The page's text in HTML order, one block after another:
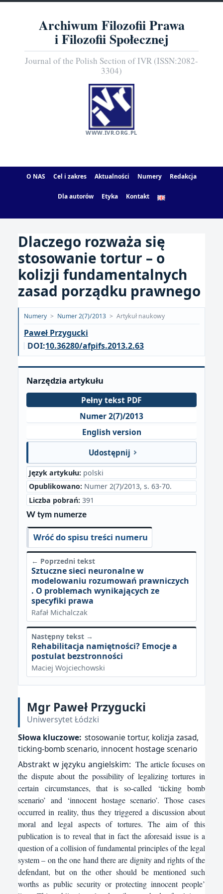
Archiwum Filozofii Prawa
i Filozofii Społecznej
Journal of the Polish Section of IVR (ISSN:2082-
3304)
WWW.IVR.ORG.PL
O NAS Cel i zakres Aktualności Numery Redakcja
Dla autorów Etyka Kontakt
Dlaczego rozważa się
stosowanie tortur – o
kolizji fundamentalnych
zasad porządku prawnego
Opublikowano:
2018-
09-
20
Numery > Numer 2(7)/2013 > Artykuł naukowy
Paweł Przygucki
DOI:10.36280/afpifs.2013.2.63
Narzędzia artykułu
Pełny tekst PDF
Numer 2(7)/2013
English version
Udostępnij
Język artykułu: polski
Opublikowano: Numer 2(7)/2013, s. 63-70.
Liczba pobrań: 391
W tym numerze
Wróć do spisu treści numeru
← Poprzedni tekst
Sztuczne sieci neuronalne w
modelowaniu rozumowań prawniczych
. O problemach wynikających ze
specyfiki prawa
Rafał Michalczak
Następny tekst →
Rehabilitacja namiętności? Emocje a
postulat bezstronności
Maciej Wojciechowski
Mgr Paweł Przygucki
Uniwersytet Łódzki
Słowa kluczowe: stosowanie tortur, kolizja zasad,
ticking-bomb scenario, innocent hostage scenario
Abstrakt w języku angielskim: The article focuses on
the dispute about the possibility of legalizing tortures in
certain circumstances, that is so-called ‘ticking bomb
scenario’ and ‘innocent hostage scenario’. Those cases
occurred in reality, thus they triggered a discussion about
moral and legal aspects of tortures. The aim of this
publication is to reveal that in fact the aforesaid issue is a
question of a collision of fundamental principles of the legal
system – on the one hand there are dignity and rights of the
defendant, but on the other should be mentioned such
worths as public security or protecting innocent people’